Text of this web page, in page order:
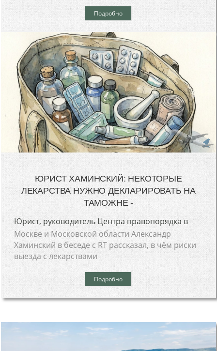
Подробно
ЮРИСТ ХАМИНСКИЙ: НЕКОТОРЫЕ
ЛЕКАРСТВА НУЖНО ДЕКЛАРИРОВАТЬ НА
ТАМОЖНЕ -
Юрист, руководитель Центра правопорядка в
Москве и Московской области Александр
Хаминский в беседе с RT рассказал, в чём риски
выезда с лекарствами
Подробно